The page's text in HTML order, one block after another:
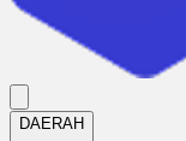
DAERAH